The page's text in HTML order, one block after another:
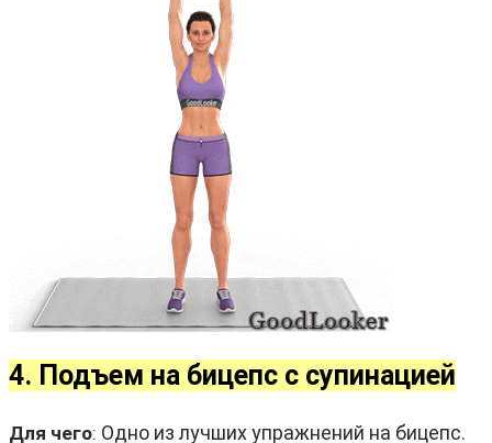
4. Подъем на бицепс с супинацией
Для чего: Одно из лучших упражнений на бицепс.